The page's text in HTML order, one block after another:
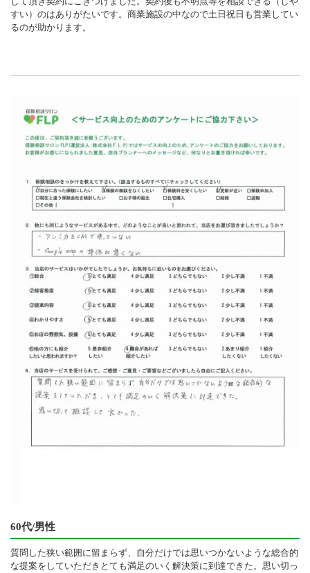
すい）のはありがたいです。商業施設の中なので土日祝日も営業してい
るのが助かります。
60代/男性
質問した狭い範囲に留まらず、自分だけでは思いつかないような総合的
な提案をしていただきとても満足のいく解決策に到達できた。思い切っ